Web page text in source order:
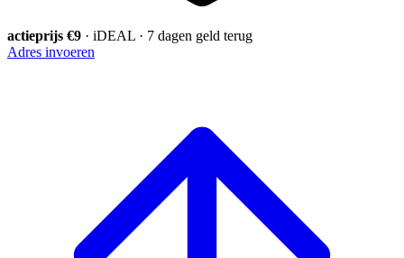
actieprijs €9 · iDEAL · 7 dagen geld terug
Adres invoeren